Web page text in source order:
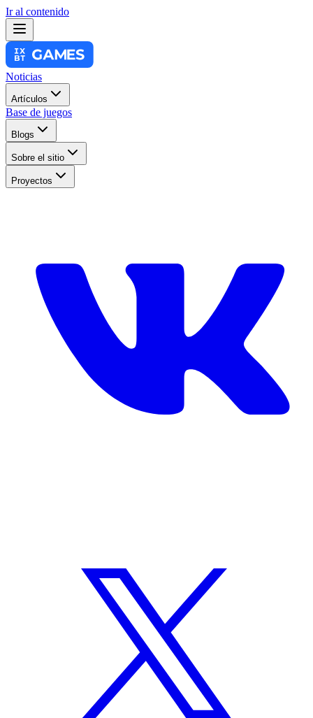
Ir al contenido
Noticias
Artículos
Base de juegos
Blogs
Sobre el sitio
Proyectos